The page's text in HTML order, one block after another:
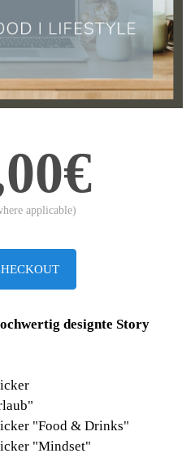
applicable)
designte Story
"Food & Drinks"
"Mindset"